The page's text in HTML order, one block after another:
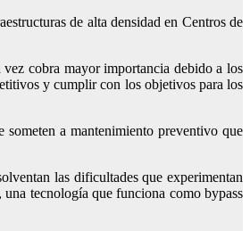
de alta densidad en Centros de
cobra mayor importancia debido a los
y cumplir con los objetivos para los
someten a mantenimiento preventivo que
las dificultades que experimentan
tecnología que funciona como bypass